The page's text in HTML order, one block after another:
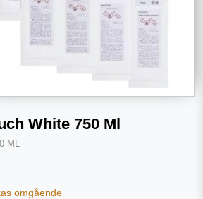
White 750 Ml
ML
omgående